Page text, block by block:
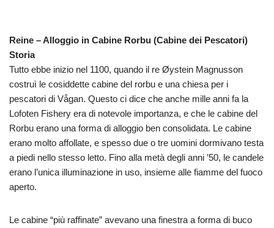
Reine – Alloggio in Cabine Rorbu (Cabine dei Pescatori)
Storia
Tutto ebbe inizio nel 1100, quando il re Øystein Magnusson
costruì le cosiddette cabine del rorbu e una chiesa per i
pescatori di Vågan. Questo ci dice che anche mille anni fa la
Lofoten Fishery era di notevole importanza, e che le cabine del
Rorbu erano una forma di alloggio ben consolidata. Le cabine
erano molto affollate, e spesso due o tre uomini dormivano testa
a piedi nello stesso letto. Fino alla metà degli anni ’50, le candele
erano l’unica illuminazione in uso, insieme alle fiamme del fuoco
aperto.
Le cabine “più raffinate” avevano una finestra a forma di buco